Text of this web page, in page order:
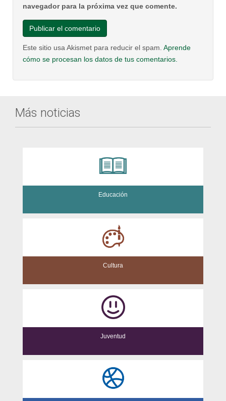
navegador para la próxima vez que comente.
Este sitio usa Akismet para reducir el spam. Aprende
cómo se procesan los datos de tus comentarios.
Más noticias
Educación
Cultura
Juventud